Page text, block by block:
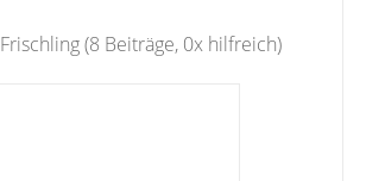
Frischling(8 Beiträge, 0x hilfreich)